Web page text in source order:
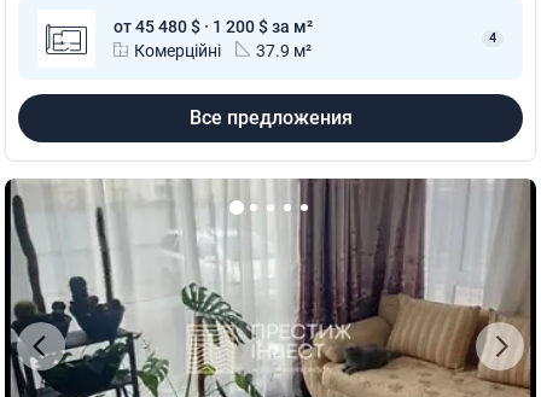
от 45 480 $ · 1 200 $ за м²
Комерційні
37.9 м²
4
Все предложения